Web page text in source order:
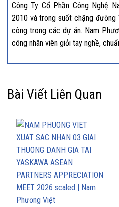
Công Ty Cổ Phần Công Nghệ
2010 và trong suốt chặng đường
công trong các dự án. Nam
công nhân viên giỏi tay nghề,
Bài Viết Liên Quan